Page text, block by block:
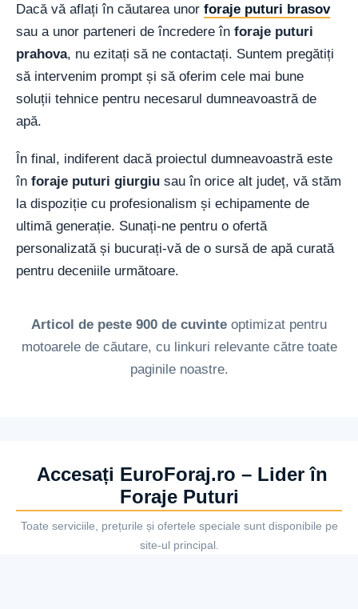
Dacă vă aflați în căutarea unor foraje puturi brasov
sau a unor parteneri de încredere în foraje puturi
prahova, nu ezitați să ne contactați. Suntem pregătiți
să intervenim prompt și să oferim cele mai bune
soluții tehnice pentru necesarul dumneavoastră de
apă.
În final, indiferent dacă proiectul dumneavoastră este
în foraje puturi giurgiu sau în orice alt județ, vă stăm
la dispoziție cu profesionalism și echipamente de
ultimă generație. Sunați-ne pentru o ofertă
personalizată și bucurați-vă de o sursă de apă curată
pentru deceniile următoare.
Articol de peste 900 de cuvinte optimizat pentru
motoarele de căutare, cu linkuri relevante către toate
paginile noastre.
Accesați EuroForaj.ro – Lider în
Foraje Puturi
Toate serviciile, prețurile și ofertele speciale sunt disponibile pe
site-ul principal.